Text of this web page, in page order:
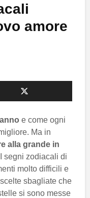
amore
e come ogni
Ma in
alla grande in
segni zodiacali di
molto difficili e
sbagliate che
si sono messe